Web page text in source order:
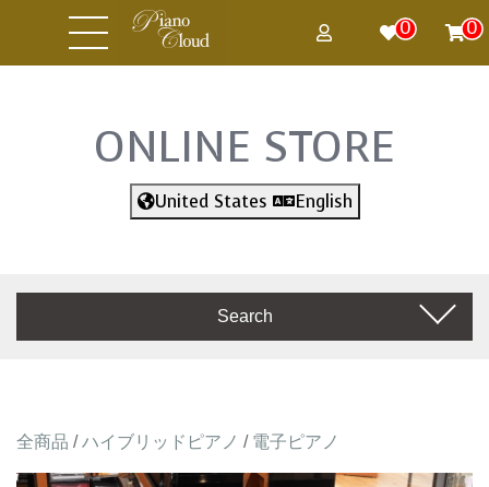
0 0
ONLINE STORE
United States English
Search
全商品 /ハイブリッドピアノ / 電子ピアノ